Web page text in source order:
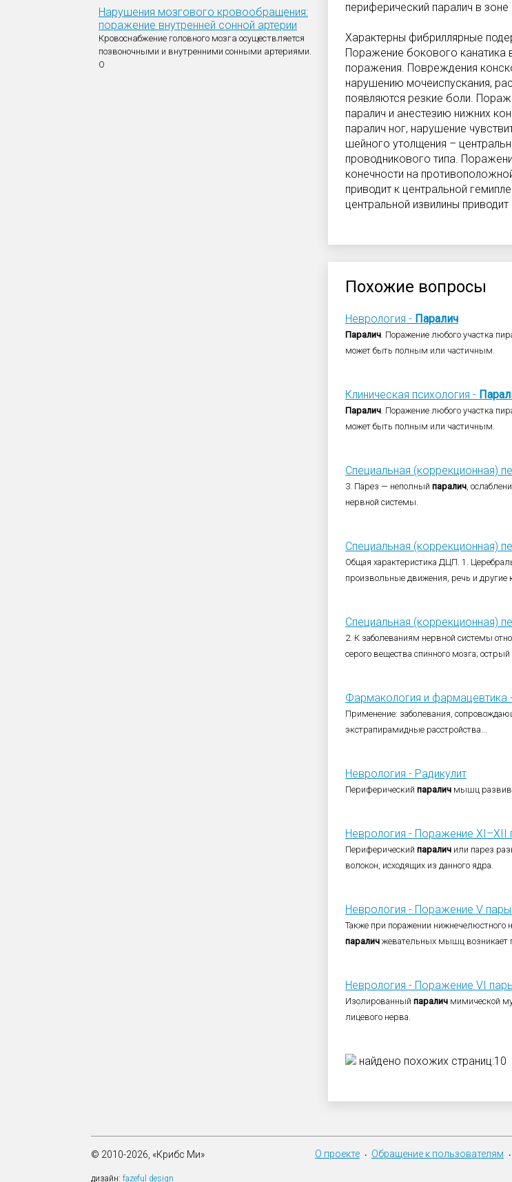
Нарушения мозгового кровообращения:
поражение внутренней сонной артерии
Кровоснабжение головного мозга осуществляется
позвоночными и внутренними сонными артериями.
О
периферический паралич в
Характерны фибриллярные
Поражение бокового канатика
поражения. Повреждения
нарушению мочеиспускания,
появляются резкие боли.
паралич и анестезию нижних
паралич ног, нарушение
шейного утолщения –
проводникового типа.
конечности на
приводит к центральной
центральной извилины
Похожие вопросы
Неврология - Паралич
Паралич. Поражение любого участка
может быть полным или частичным.
Клиническая психология -
Паралич. Поражение любого участка
может быть полным или частичным.
Специальная (коррекционная)
3. Парез — неполный паралич,
нервной системы.
Специальная (коррекционная)
Общая характеристика ДЦП. 1.
произвольные движения, речь и другие
Специальная (коррекционная)
2. К заболеваниям нервной системы
серого вещества спинного мозга;
Фармакология и фармацевтика
Применение: заболевания,
экстрапирамидные расстройства...
Неврология - Радикулит
Периферический паралич мышц
Неврология - Поражение XI–XII
Периферический паралич или парез
волокон, исходящих из данного ядра.
Неврология - Поражение V
Также при поражении нижнечелюстного
паралич жевательных мышц возникает
Неврология - Поражение VI
Изолированный паралич мимической
лицевого нерва.
найдено похожих страниц:10
© 2010-2026, «Крибс Ми»
дизайн: fazeful design
О проекте • Обращение к пользователям •